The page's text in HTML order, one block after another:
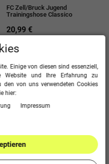
FC Zell/Bruck Jugend
Trainingshose Classico
20,99 €
Einige von diesen sind essenziell,
Website und Ihre Erfahrung zu
den von uns verwendeten Cookies
hier:
Impressum